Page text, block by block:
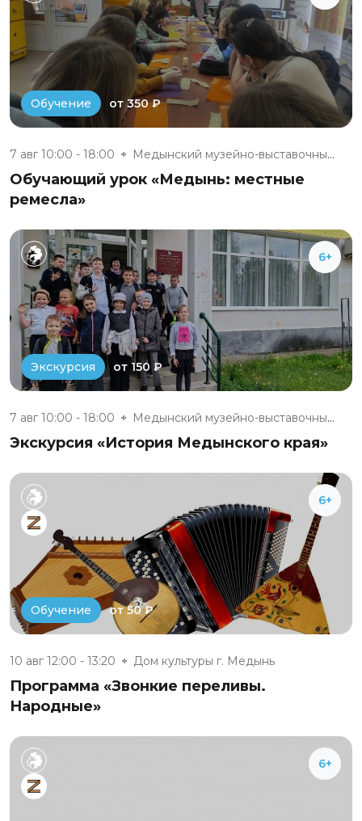
Обучение от 350 ₽
7 авг 10:00 - 18:00 Медынский музейно-выставочный...
Обучающий урок «Медынь: местные
ремесла»
6+
Экскурсия от 150 ₽
7 авг 10:00 - 18:00 Медынский музейно-выставочный...
Экскурсия «История Медынского края»
6+
Обучение от 50 ₽
10 авг 12:00 - 13:20 Дом культуры г. Медынь
Программа «Звонкие переливы.
Народные»
6+